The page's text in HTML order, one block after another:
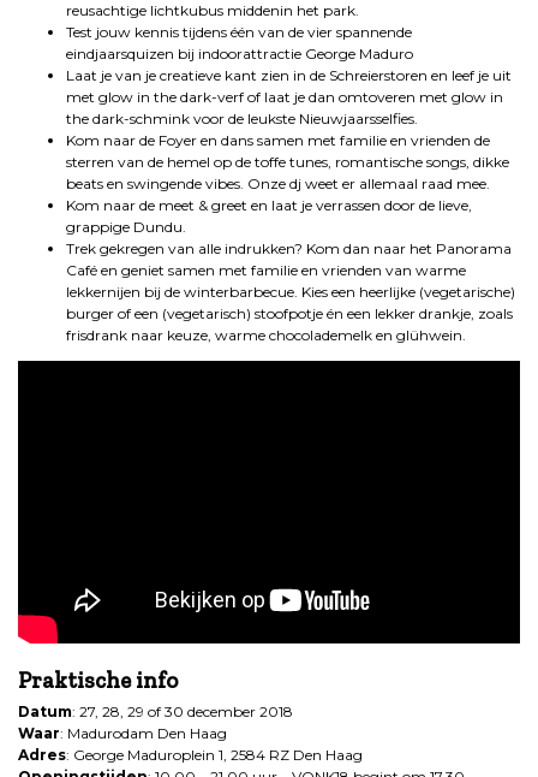
reusachtige lichtkubus middenin het park.
Test jouw kennis tijdens één van de vier spannende
eindjaarsquizen bij indoorattractie George Maduro
Laat je van je creatieve kant zien in de Schreierstoren en leef je uit
met glow in the dark-verf of laat je dan omtoveren met glow in
the dark-schmink voor de leukste Nieuwjaarsselfies.
Kom naar de Foyer en dans samen met familie en vrienden de
sterren van de hemel op de toffe tunes, romantische songs, dikke
beats en swingende vibes. Onze dj weet er allemaal raad mee.
Kom naar de meet & greet en laat je verrassen door de lieve,
grappige Dundu.
Trek gekregen van alle indrukken? Kom dan naar het Panorama
Café en geniet samen met familie en vrienden van warme
lekkernijen bij de winterbarbecue. Kies een heerlijke (vegetarische)
burger of een (vegetarisch) stoofpotje én een lekker drankje, zoals
frisdrank naar keuze, warme chocolademelk en glühwein.
Praktische info
Datum: 27, 28, 29 of 30 december 2018
Waar: Madurodam Den Haag
Adres: George Maduroplein 1, 2584 RZ Den Haag